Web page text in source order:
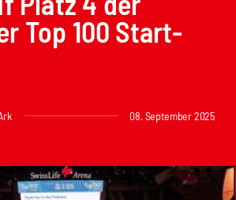
Top 100 Start-
08. September 2025